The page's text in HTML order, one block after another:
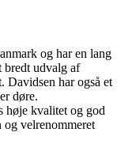
og har en lang
bredt udvalg af
Davidsen har også et
døre.
høje kvalitet og god
og velrenommeret